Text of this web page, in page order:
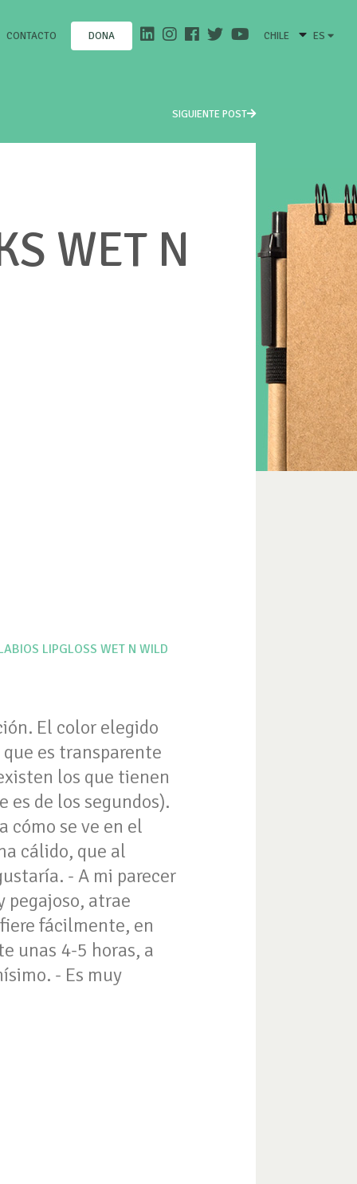
CONTACTO DONA CHILE ES
SIGUIENTE POST
WET N
LIPGLOSS WET N WILD
El color elegido
es transparente
los que tienen
de los segundos).
cómo se ve en el
cálido, que al
- A mi parecer
pegajoso, atrae
fácilmente, en
unas 4-5 horas, a
- Es muy